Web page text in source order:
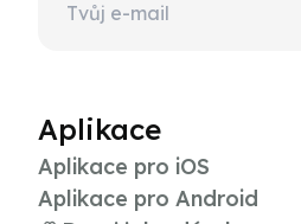
Aplikace
Aplikace pro iOS
Aplikace pro Android